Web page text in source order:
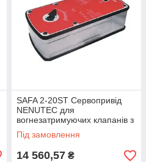
SAFA 2-20ST Сервопривід
NENUTEC для
вогнезатримуючих клапанів з
термодатчиком 20Nm 230v
Під замовлення
14 560,57 ₴